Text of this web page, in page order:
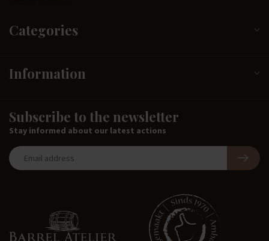
Categories
Information
Subscribe to the newsletter
Stay informed about our latest actions